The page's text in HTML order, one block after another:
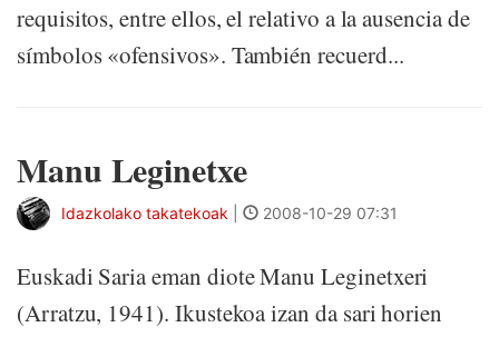
requisitos, entre ellos, el relativo a la ausencia de
símbolos «ofensivos». También recuerd...
Manu Leginetxe
Idazkolako takatekoak 2008-10-29 07:31
Euskadi Saria eman diote Manu Leginetxeri
(Arratzu, 1941). Ikustekoa izan da sari horien